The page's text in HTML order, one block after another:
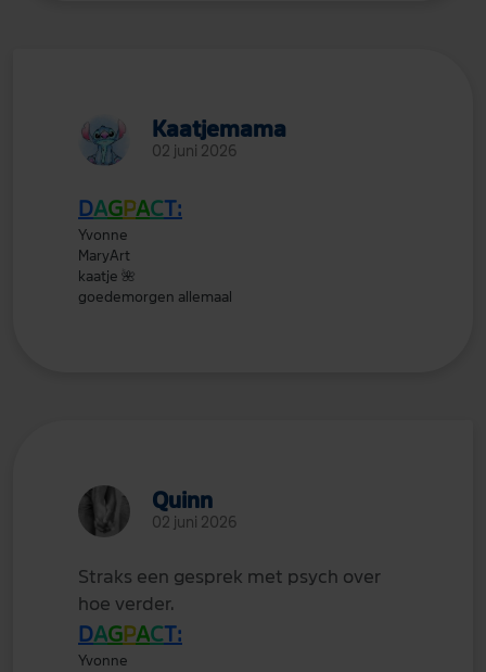
Kaatjemama
02 juni 2026
DAG PACT:
Yvonne
MaryArt
kaatje 🌺
goedemorgen allemaal
Quinn
02 juni 2026
Straks een gesprek met psych over
hoe verder.
DAG PACT:
Yvonne